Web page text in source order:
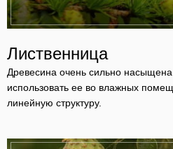
Лиственница
Древесина очень сильно
использовать ее во влажных
линейную структуру.